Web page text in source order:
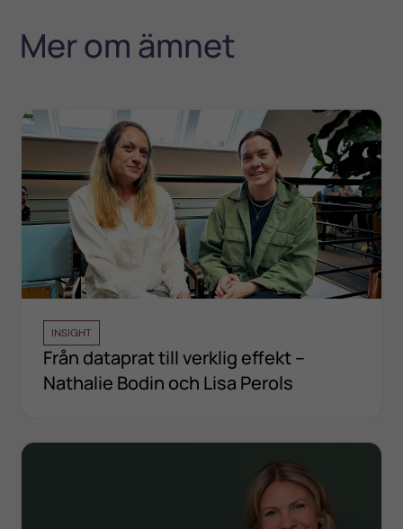
Mer om ämnet
INSIGHT
Från dataprat till verklig effekt –
Nathalie Bodin och Lisa Perols